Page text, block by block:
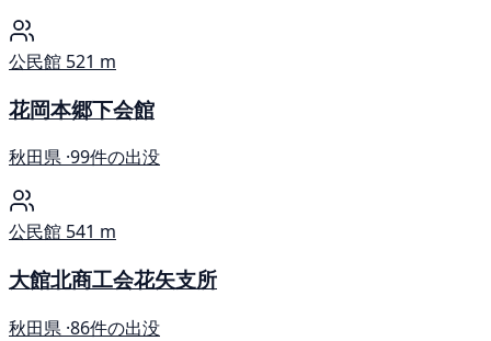
公民館 521 m
花岡本郷下会館
秋田県 ·99件の出没
公民館 541 m
大館北商工会花矢支所
秋田県 ·86件の出没